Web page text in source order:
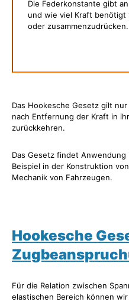
Die Federkonstante gibt
und wie viel Kraft benötigt
oder zusammenzudrücken.
Das Hookesche Gesetz gilt
nach Entfernung der Kraft in
zurückkehren.
Das Gesetz findet
Beispiel in der Konstruktion
Mechanik von Fahrzeugen.
Hookesche
Für die Relation zwischen
elastischen Bereich können